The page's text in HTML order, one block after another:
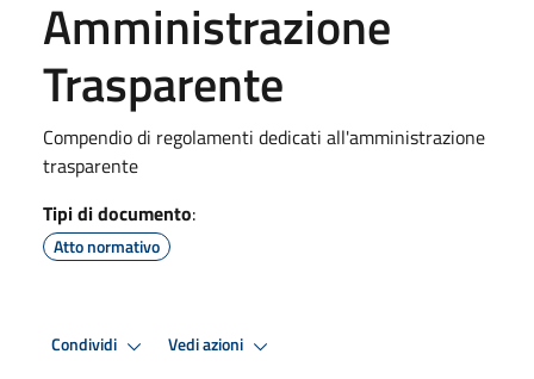
Amministrazione
Trasparente
Compendio di regolamenti dedicati all'amministrazione
trasparente
Tipi di documento:
Atto normativo
Condividi Vedi azioni